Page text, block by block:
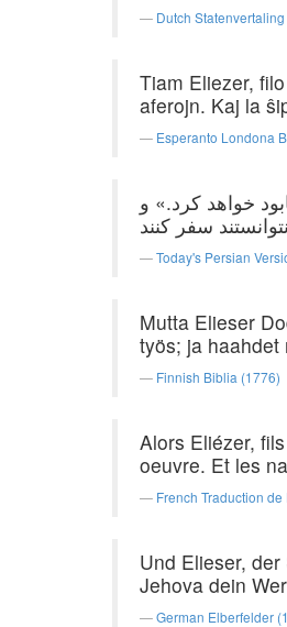
Dutch Statenvertaling
Tiam Eliezer,
aferojn. Kaj la
Esperanto Londona
خواهد کرد.» و
Today's Persian
Mutta Elieser
työs; ja haahdet
Finnish Biblia (1776)
Alors Eliézer,
oeuvre. Et les
French Traduction
Und Elieser,
Jehova dein
German Elberfelder